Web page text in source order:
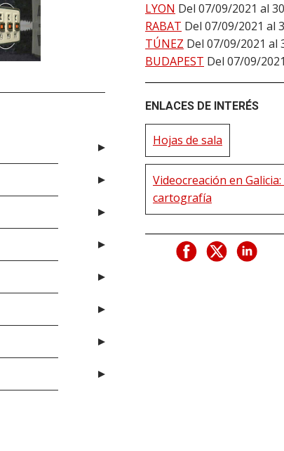
LYON Del 07/09/2021 al
RABAT Del 07/09/2021 al
TÚNEZ Del 07/09/2021 al
BUDAPEST Del 07/09/
ENLACES DE INTERÉS
Hojas de sala
Videocreación en
cartografía